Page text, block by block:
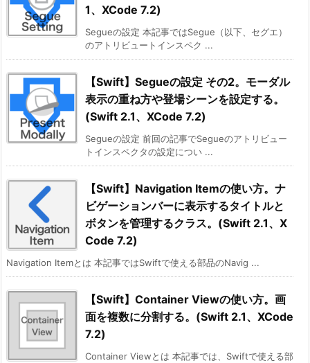
1、XCode 7.2)
Segueの設定 本記事ではSegue（以下、セグエ）
のアトリビュートインスペク ...
【Swift】Segueの設定 その2。モーダル
表示の重ね方や登場シーンを設定する。
(Swift 2.1、XCode 7.2)
Segueの設定 前回の記事でSegueのアトリビュー
トインスペクタの設定につい ...
【Swift】Navigation Itemの使い方。ナ
ビゲーションバーに表示するタイトルと
ボタンを管理するクラス。(Swift 2.1、X
Code 7.2)
Navigation Itemとは 本記事ではSwiftで使える部品のNavig ...
【Swift】Container Viewの使い方。画
面を複数に分割する。(Swift 2.1、XCode
7.2)
Container Viewとは 本記事では、Swiftで使える部